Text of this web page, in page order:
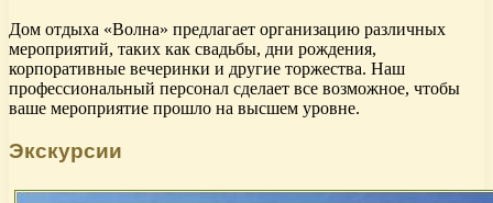
Дом отдыха «Волна» предлагает организацию различных
мероприятий, таких как свадьбы, дни рождения,
корпоративные вечеринки и другие торжества. Наш
профессиональный персонал сделает все возможное, чтобы
ваше мероприятие прошло на высшем уровне.
Экскурсии